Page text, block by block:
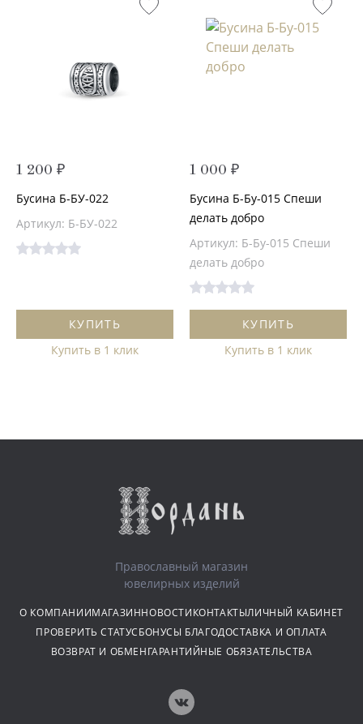
1 200 ₽
Бусина Б-БУ-022
Артикул: Б-БУ-022
КУПИТЬ
Купить в 1 клик
1 000 ₽
Бусина Б-Бу-015 Спеши
делать добро
Артикул: Б-Бу-015 Спеши
делать добро
КУПИТЬ
Купить в 1 клик
Православный магазин
ювелирных изделий
О КОМПАНИИМАГАЗИННОВОСТИКОНТАКТЫЛИЧНЫЙ КАБИНЕТ
ПРОВЕРИТЬ СТАТУСБОНУСЫ БЛАГОДОСТАВКА И ОПЛАТА
ВОЗВРАТ И ОБМЕНГАРАНТИЙНЫЕ ОБЯЗАТЕЛЬСТВА